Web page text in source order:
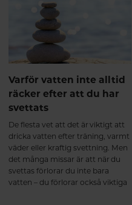
triglyceridformen.
Varför vatten inte alltid
räcker efter att du har
svettats
De flesta vet att det är viktigt att
dricka vatten efter träning, varmt
väder eller kraftig svettning. Men
det många missar är att när du
svettas förlorar du inte bara
vatten – du förlorar också viktiga